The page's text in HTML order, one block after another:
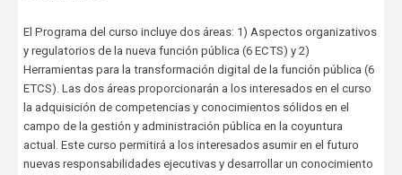
El Programa del curso incluye dos áreas: 1) Aspectos organizativos
y regulatorios de la nueva función pública (6 ECTS) y 2)
Herramientas para la transformación digital de la función pública (6
ETCS). Las dos áreas proporcionarán a los interesados en el curso
la adquisición de competencias y conocimientos sólidos en el
campo de la gestión y administración pública en la coyuntura
actual. Este curso permitirá a los interesados asumir en el futuro
nuevas responsabilidades ejecutivas y desarrollar un conocimiento